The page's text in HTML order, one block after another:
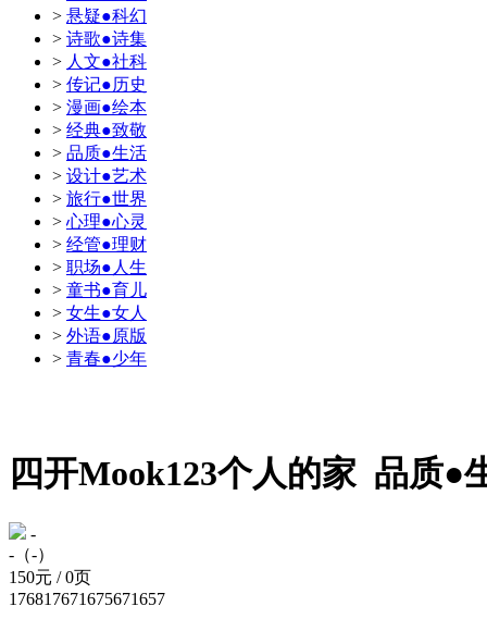
> 悬疑●科幻
> 诗歌●诗集
> 人文●社科
> 传记●历史
> 漫画●绘本
> 经典●致敬
> 品质●生活
> 设计●艺术
> 旅行●世界
> 心理●心灵
> 经管●理财
> 职场●人生
> 童书●育儿
> 女生●女人
> 外语●原版
> 青春●少年
四开Mook123个人的家 品质●
-
-（-）
150元 / 0页
176817671675671657